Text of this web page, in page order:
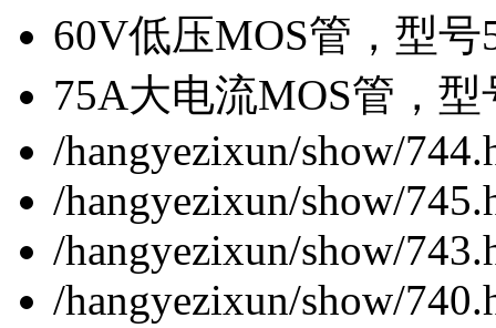
60V低压MOS管，型
75A大电流MOS管，
/hangyezixun/show/
/hangyezixun/show/
/hangyezixun/show/
/hangyezixun/show/